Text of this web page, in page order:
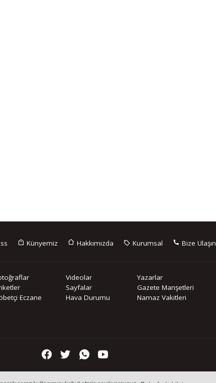
Künyemiz Hakkımızda Kurumsal Bize Ulaşın
Videolar
Yazarlar
Sayfalar
Gazete Manşetleri
Eczane
Hava Durumu Namaz Vakitleri